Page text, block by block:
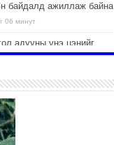
байдалд ажиллаж байна
06 минут
адууны үнэ цэнийг
сурталчлах “Дэлхийн
байна
харвааны насанд
багийн төрөлд 106
848 харваач өрсөлдөж,